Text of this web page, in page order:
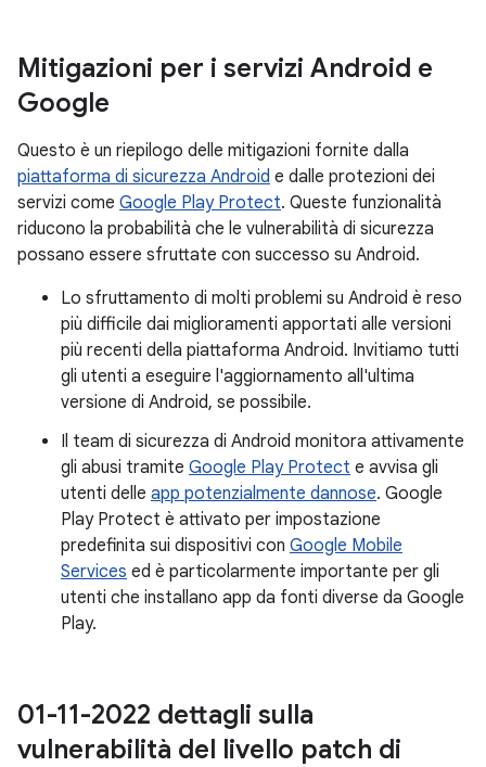
Mitigazioni per i servizi Android e
Google
Questo è un riepilogo delle mitigazioni fornite dalla
piattaforma di sicurezza Android e dalle protezioni dei
servizi come Google Play Protect. Queste funzionalità
riducono la probabilità che le vulnerabilità di sicurezza
possano essere sfruttate con successo su Android.
Lo sfruttamento di molti problemi su Android è reso
più difficile dai miglioramenti apportati alle versioni
più recenti della piattaforma Android. Invitiamo tutti
gli utenti a eseguire l'aggiornamento all'ultima
versione di Android, se possibile.
Il team di sicurezza di Android monitora attivamente
gli abusi tramite Google Play Protect e avvisa gli
utenti delle app potenzialmente dannose. Google
Play Protect è attivato per impostazione
predefinita sui dispositivi con Google Mobile
Services ed è particolarmente importante per gli
utenti che installano app da fonti diverse da Google
Play.
01-11-2022 dettagli sulla
vulnerabilità del livello patch di